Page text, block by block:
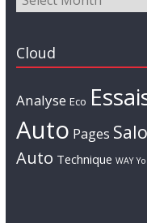
Cloud
Analyse Eco
Auto Pages
Auto Technique WAY